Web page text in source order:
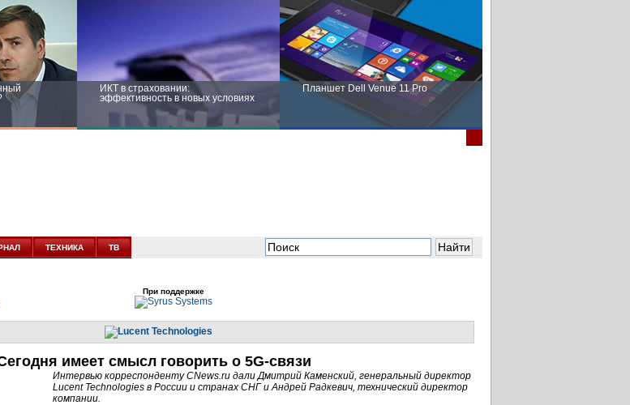
ИКТ в страховании:
эффективность в новых условиях
Планшет Dell Venue 11 Pro
новых условиях
ТЕХНИКА ТВ
При поддержке
имеет смысл говорить о 5G-связи
Интервью корреспонденту CNews.ru дали Дмитрий Каменский, генеральный директор
Lucent Technologies в России и странах СНГ и Андрей Радкевич, технический директор
компании.